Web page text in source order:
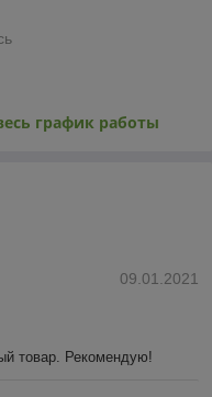
график работы
09.01.2021
товар. Рекомендую!